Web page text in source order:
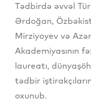
Tədbirdə əvvəl
Ərdoğan,
Mirziyoyev və
Akademiyasının
laureatı,
tədbir
oxunub.